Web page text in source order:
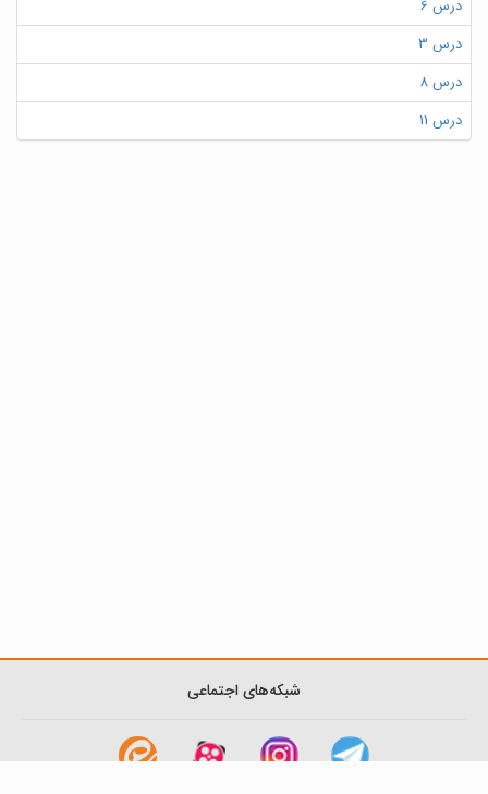
درس 6
درس 3
درس 8
درس 11
شبکه‌های اجتماعی